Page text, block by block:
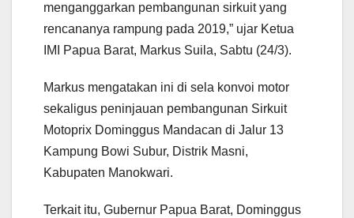
menganggarkan pembangunan sirkuit yang
rencananya rampung pada 2019,” ujar Ketua
IMI Papua Barat, Markus Suila, Sabtu (24/3).
Markus mengatakan ini di sela konvoi motor
sekaligus peninjauan pembangunan Sirkuit
Motoprix Dominggus Mandacan di Jalur 13
Kampung Bowi Subur, Distrik Masni,
Kabupaten Manokwari.
Terkait itu, Gubernur Papua Barat, Dominggus